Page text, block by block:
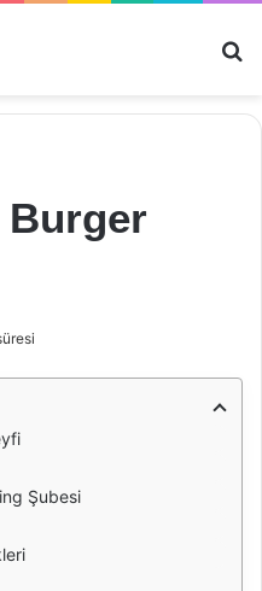
Burger
Şubesi